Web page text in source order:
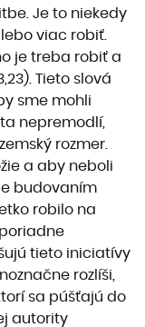
Je to niekedy
viac robiť.
je treba robiť a
Tieto slová
sme mohli
nepremodlí,
rozmer.
a aby neboli
budovaním
robilo na
tieto iniciatívy
rozlíši,
sa púšťajú do
autority